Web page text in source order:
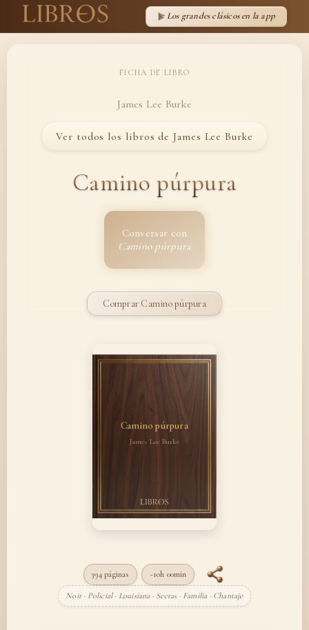
Los grandes clásicos en la app
FICHA DE LIBRO
James Lee Burke
Ver todos los libros de James Lee Burke
Camino púrpura
Conversar con
Camino púrpura
Comprar Camino púrpura
Camino púrpura
James Lee Burke
394 páginas ~10h 00min
Noir · Policial · Louisiana · Sectas · Familia · Chantaje